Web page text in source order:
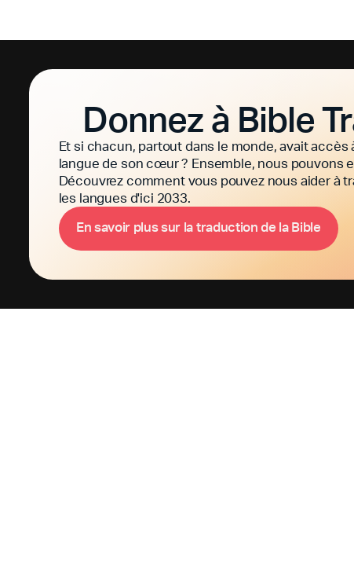
Donnez à Bible
Et si chacun, partout dans le monde, avait accès
langue de son cœur ? Ensemble, nous pouvons
Découvrez comment vous pouvez nous aider à
les langues d'ici 2033.
Ensavoir plussur latraduction de la Bible